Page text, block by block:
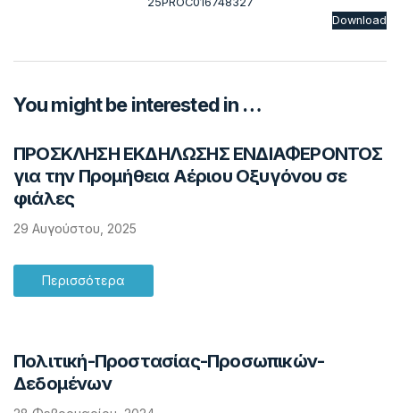
Download
You might be interested in …
ΠΡΟΣΚΛΗΣΗ ΕΚΔΗΛΩΣΗΣ ΕΝΔΙΑΦΕΡΟΝΤΟΣ
για την Προμήθεια Αέριου Οξυγόνου σε
φιάλες
29 Αυγούστου, 2025
Περισσότερα
Πολιτική-Προστασίας-Προσωπικών-
Δεδομένων